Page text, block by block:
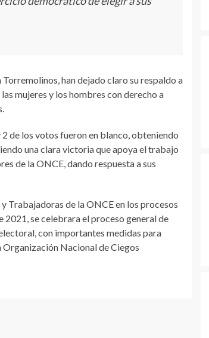
han dejado claro su respaldo a
mujeres y los hombres con derecho a
de los votos fueron en blanco, obteniendo
una clara victoria que apoya el trabajo
de la ONCE, dando respuesta a sus
Trabajadoras de la ONCE en los procesos
se celebrara el proceso general de
con importantes medidas para
Nacional de Ciegos